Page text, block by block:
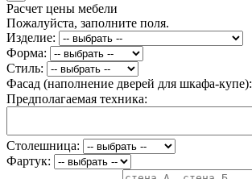
Расчет цены мебели
Пожалуйста, заполните поля.
Изделие:
Форма:
Стиль:
Фасад (наполнение дверей для шкафа-купе):
Предполагаемая техника:
Столешница:
Фартук: